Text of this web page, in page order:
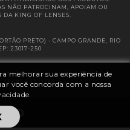
melhorar sua experiência de
você concorda com a nossa
NÃO PATROCINAM, APOIAM OU
DA KING OF LENSES.
PRETO) - CAMPO GRANDE, RIO
23017-250
E DISTRIBUIÇÃO DE
13.682.533 / 0001-42